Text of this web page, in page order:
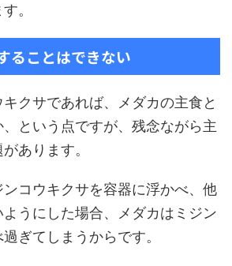
。
ることはできない
クサであれば、メダカの主食と
、という点ですが、残念ながら主
あります。
ンコウキクサを容器に浮かべ、他
うにした場合、メダカはミジン
ぎてしまうからです。